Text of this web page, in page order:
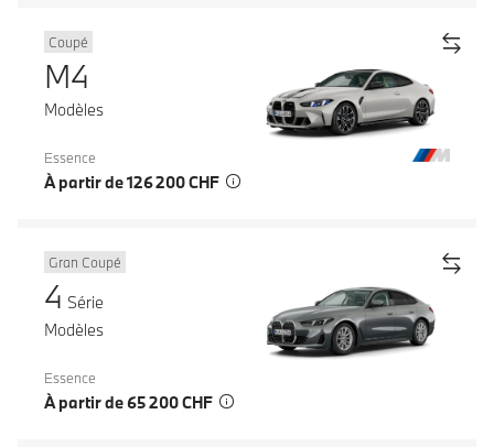
Coupé
M4
Modèles
Essence
À partir de 126 200 CHF
Gran Coupé
4 Série
Modèles
Essence
À partir de 65 200 CHF